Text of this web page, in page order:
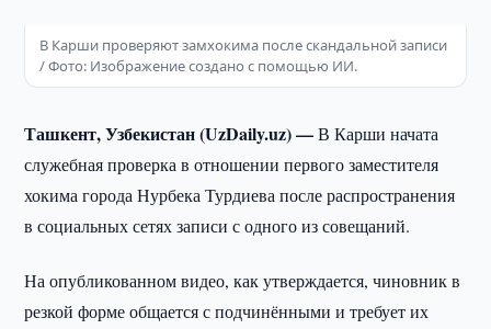
В Карши проверяют замхокима после скандальной записи
/ Фото: Изображение создано с помощью ИИ.
Ташкент, Узбекистан (UzDaily.uz) —В Карши начата
служебная проверка в отношении первого заместителя
хокима города Нурбека Турдиева после распространения
в социальных сетях записи с одного из совещаний.
На опубликованном видео, как утверждается, чиновник в
резкой форме общается с подчинёнными и требует их